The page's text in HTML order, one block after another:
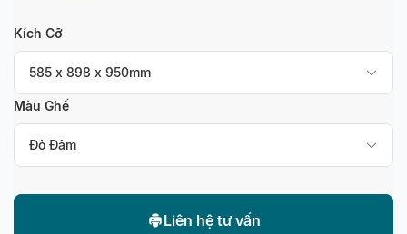
Kích Cỡ
585 x 898 x 950mm
Màu Ghế
Đỏ Đậm
Liên hệ tư vấn